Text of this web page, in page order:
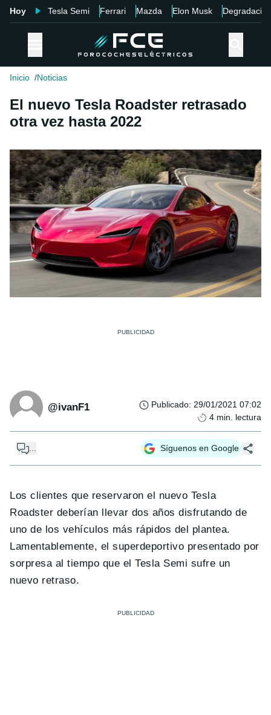
Hoy Tesla Semi Ferrari Mazda Elon Musk Degradación
Inicio Noticias
El nuevo Tesla Roadster retrasado
otra vez hasta 2022
@ivanF1 Publicado: 29/01/2021 07:02
4 min. lectura
... Síguenos en Google
Los clientes que reservaron el nuevo Tesla
Roadster deberían llevar dos años disfrutando de
uno de los vehículos más rápidos del plantea.
Lamentablemente, el superdeportivo presentado por
sorpresa al tiempo que el Tesla Semi sufre un
nuevo retraso.